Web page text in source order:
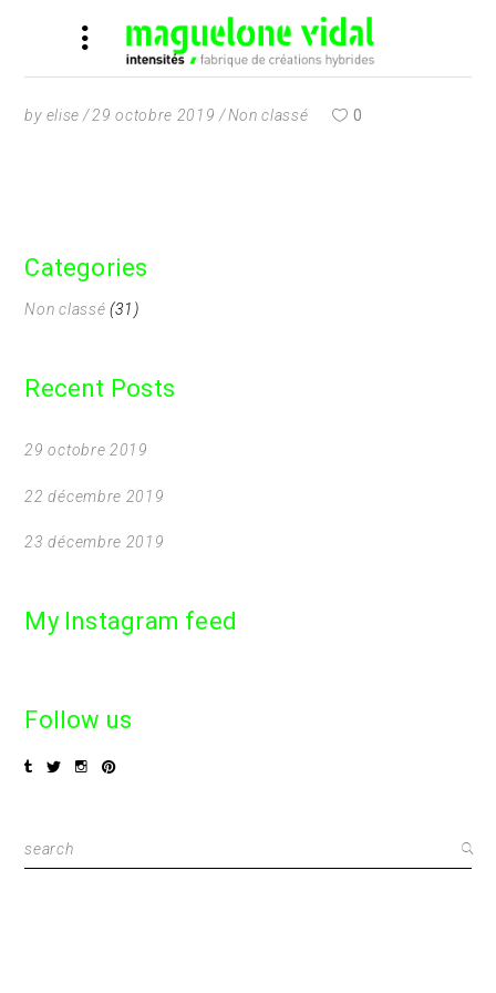
by elise 29 octobre 2019 Non classé 0
Categories
Non classé (31)
Recent Posts
29 octobre 2019
22 décembre 2019
23 décembre 2019
My Instagram feed
Follow us
Search
for: